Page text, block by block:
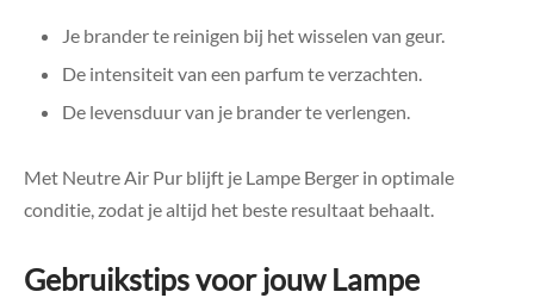
Je brander te reinigen bij het wisselen van geur.
De intensiteit van een parfum te verzachten.
De levensduur van je brander te verlengen.
Met Neutre Air Pur blijft je Lampe Berger in optimale
conditie, zodat je altijd het beste resultaat behaalt.
Gebruikstips voor jouw Lampe